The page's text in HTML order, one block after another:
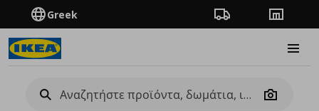
Greek Πορεία παραγγελίας
Camera